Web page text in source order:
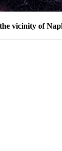
vicinity of